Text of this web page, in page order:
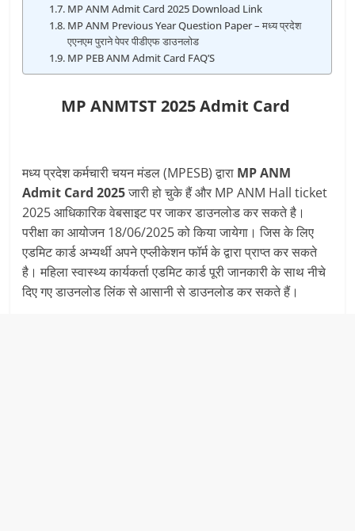
MP ANM Admit Card 2025 Download Link
MP ANM Previous Year Question Paper – मध्य प्रदेश
एएनएम पुराने पेपर पीडीएफ डाउनलोड
MP PEB ANM Admit Card FAQ’S
MP ANMTST 2025Admit Card
मध्य प्रदेश कर्मचारी चयन मंडल (MPESB) द्वारा MP ANM
Admit Card 2025जारी हो चुके हैं और MP ANM Hall ticket
2025 आधिकारिक वेबसाइट पर जाकर डाउनलोड कर सकते है।
परीक्षा का आयोजन 18/06/2025 को किया जायेगा। जिस के लिए
एडमिट कार्ड अभ्यर्थी अपने एप्लीकेशन फॉर्म के द्वारा प्राप्त कर सकते
है। महिला स्वास्थ्य कार्यकर्ता एडमिट कार्ड पूरी जानकारी के साथ नीचे
दिए गए डाउनलोड लिंक से आसानी से डाउनलोड कर सकते हैं।